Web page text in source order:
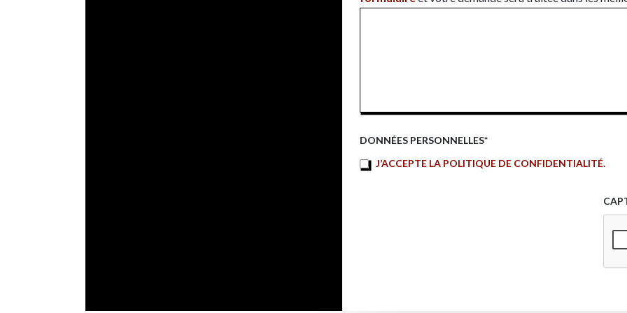
DONNÉES PERSONNELLES*
J’ACCEPTE LA POLITIQUE DE CONFIDENTIALITÉ.